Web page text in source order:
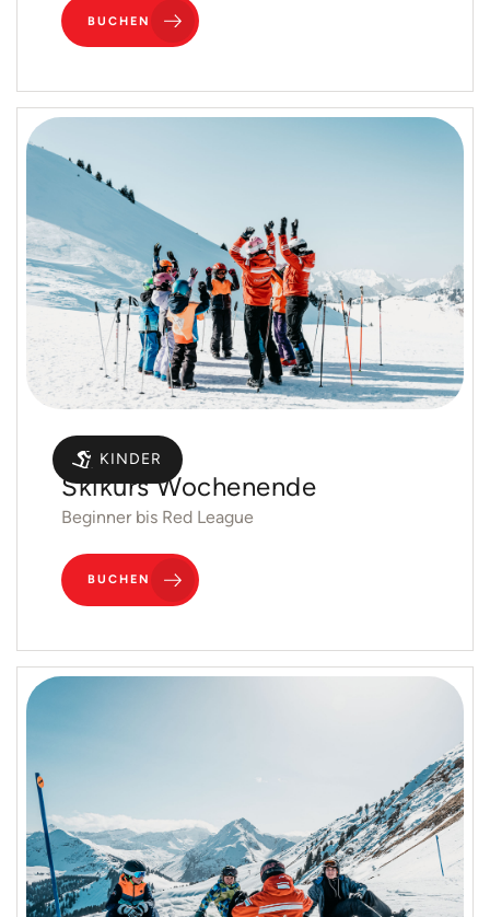
BUCHEN
KINDER
Gruppen
Skikurs Wochenende
Beginner bis Red League
BUCHEN